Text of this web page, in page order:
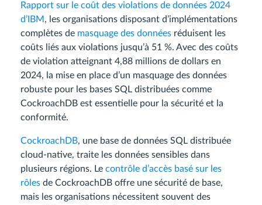
Rapport sur le coût des violations de données 2024
d’IBM , les organisations disposant d’implémentations
complètes de masquage des données réduisent les
coûts liés aux violations jusqu’à 51 %. Avec des coûts
de violation atteignant 4,88 millions de dollars en
2024, la mise en place d’un masquage des données
robuste pour les bases SQL distribuées comme
CockroachDB est essentielle pour la sécurité et la
conformité.
CockroachDB, une base de données SQL distribuée
cloud-native, traite les données sensibles dans
plusieurs régions. Le contrôle d’accès basé sur les
rôles de CockroachDB offre une sécurité de base,
mais les organisations nécessitent souvent des